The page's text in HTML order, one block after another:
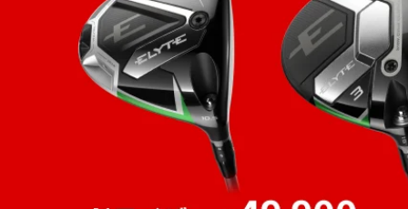
■アイアンヘッド素材・製法：フェース素材 / 構造：17-4 ステンレ
ート(#9I・PW)
■ヘッド素材・製法：ボディ素材：17-4 ステンレススチール＋ウレ